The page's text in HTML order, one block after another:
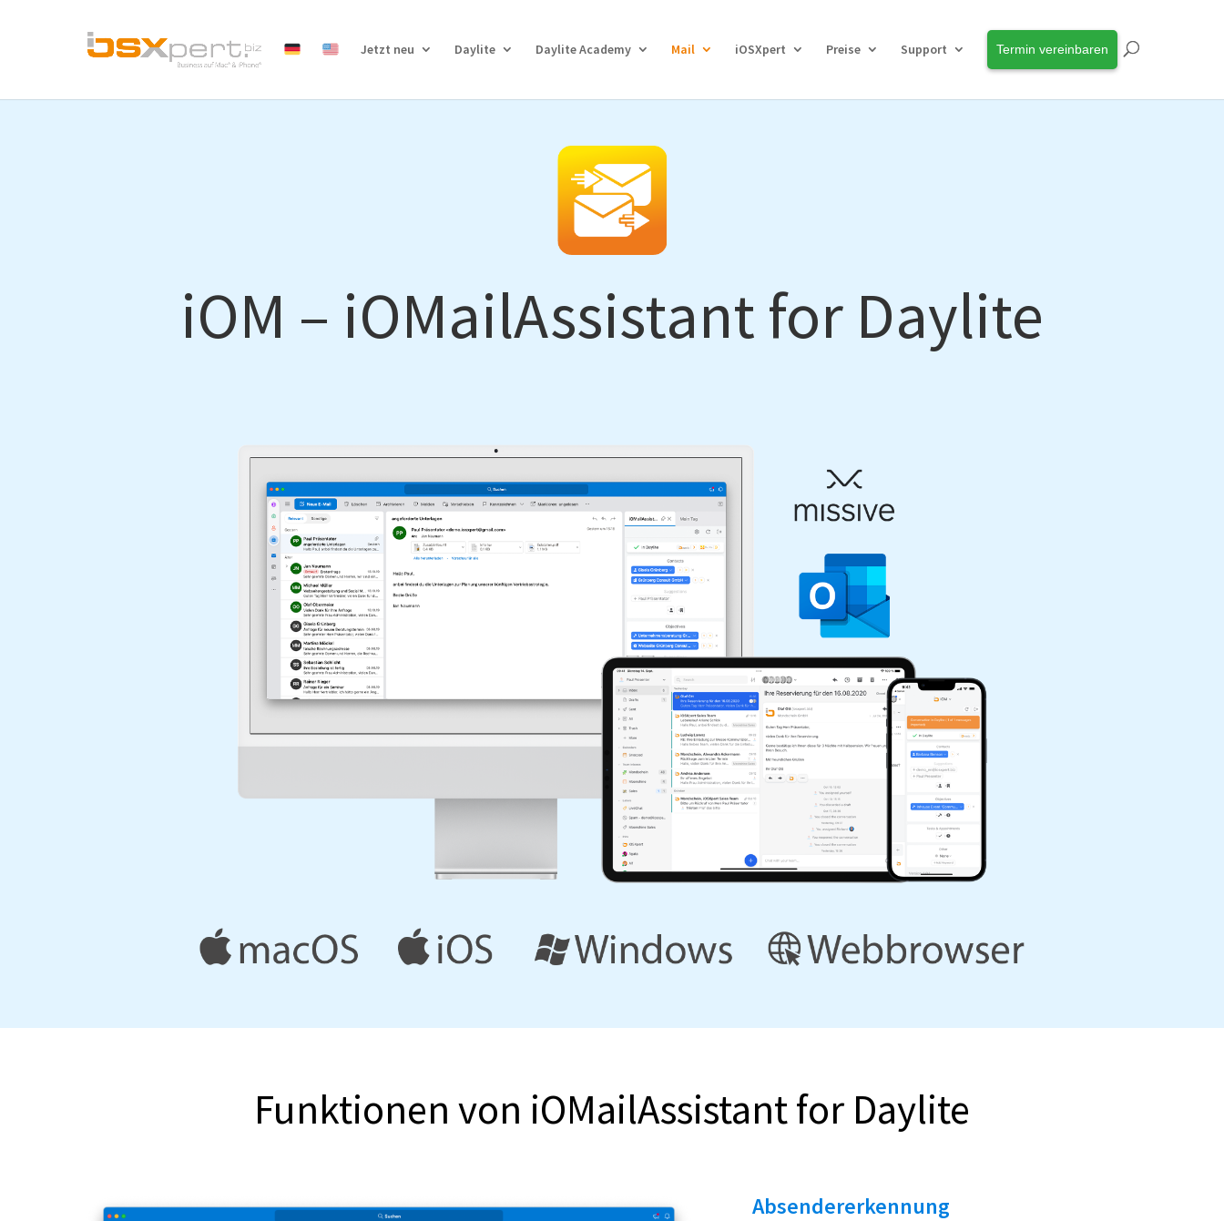
Jetzt neu Daylite Daylite Academy Mail iOSXpert Preise Support Termin vereinbaren
iOM – iOMailAssistant for Daylite
Funktionen von iOMailAssistant for Daylite
Absendererkennung